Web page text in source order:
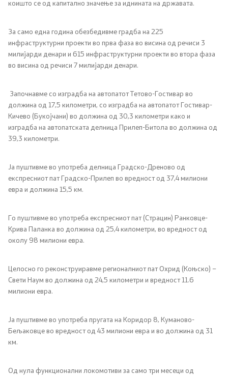
коишто се од капитално значење за иднината на државата.
За само една година обезбедивме градба на 225
инфраструктурни проекти во прва фаза во висина од речиси 3
милијарди денари и 615 инфраструктурни проекти во втора фаза
во висина од речиси 7 милијарди денари.
Започнавме со изградба на автопатот Тетово-Гостивар во
должина од 17,5 километри, со изградба на автопатот Гостивар-
Кичево (Букојчани) во должина од 30,3 километри како и
изградба на автопатската делница Прилеп-Битола во должина од
39,3 километри.
Ја пуштивме во употреба делница Градско-Дреново од
експресниот пат Градско-Прилеп во вредност од 37,4 милиони
евра и должина 15,5 км.
Го пуштивме во употреба експресниот пат (Страцин) Ранковце-
Крива Паланка во должина од 25,4 километри, во вредност од
околу 98 милиони евра.
Целосно го реконструиравме регионалниот пат Охрид (Коњско) –
Свети Наум во должина од 24,5 километри и вредност 11.6
милиони евра.
Ја пуштивме во употреба пругата на Коридор 8, Куманово-
Бељаковце во вредност од 43 милиони евра и во должина од 31
км.
Од нула функционални локомотиви за само три месеци од